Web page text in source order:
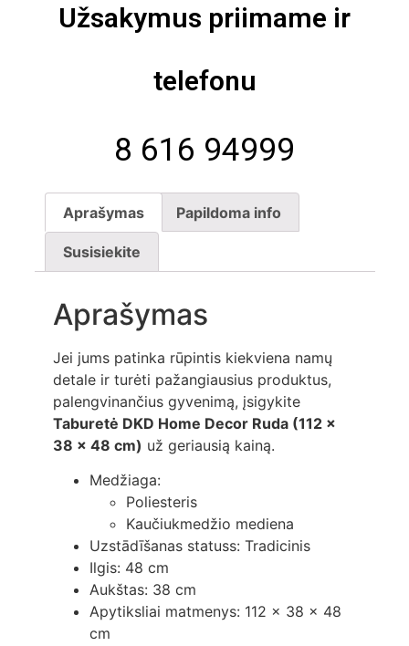
Užsakymus priimame ir
telefonu
8 616 94999
Aprašymas Papildoma info
Susisiekite
Aprašymas
Jei jums patinka rūpintis kiekviena namų
detale ir turėti pažangiausius produktus,
palengvinančius gyvenimą, įsigykite
Taburetė DKD Home Decor Ruda (112 x
38 x 48 cm) už geriausią kainą.
Medžiaga:
Poliesteris
Kaučiukmedžio mediena
Uzstādīšanas statuss: Tradicinis
Ilgis: 48 cm
Aukštas: 38 cm
Apytiksliai matmenys: 112 x 38 x 48
cm